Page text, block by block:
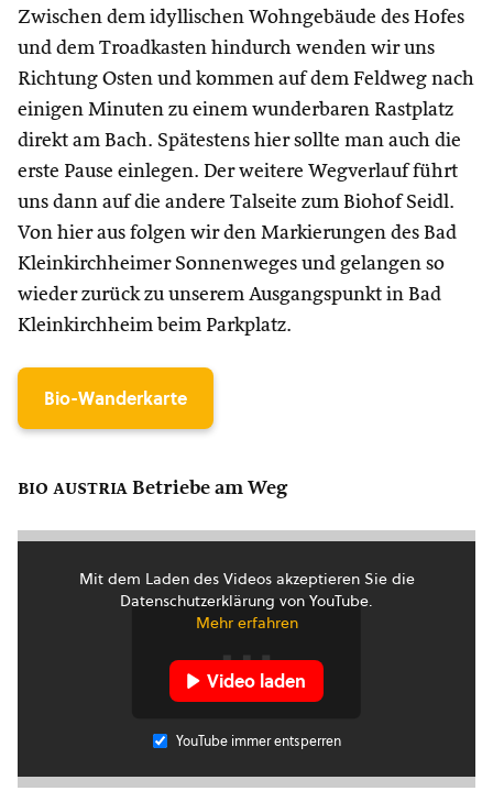
Zwischen dem idyllischen Wohngebäude des Hofes
und dem Troadkasten hindurch wenden wir uns
Richtung Osten und kommen auf dem Feldweg nach
einigen Minuten zu einem wunderbaren Rastplatz
direkt am Bach. Spätestens hier sollte man auch die
erste Pause einlegen. Der weitere Wegverlauf führt
uns dann auf die andere Talseite zum Biohof Seidl.
Von hier aus folgen wir den Markierungen des Bad
Kleinkirchheimer Sonnenweges und gelangen so
wieder zurück zu unserem Ausgangspunkt in Bad
Kleinkirchheim beim Parkplatz.
Bio-Wanderkarte
bio austria Betriebe am Weg
Mit dem Laden des Videos akzeptieren Sie die
Datenschutzerklärung von YouTube.
Mehr erfahren
Video laden
YouTube immer entsperren